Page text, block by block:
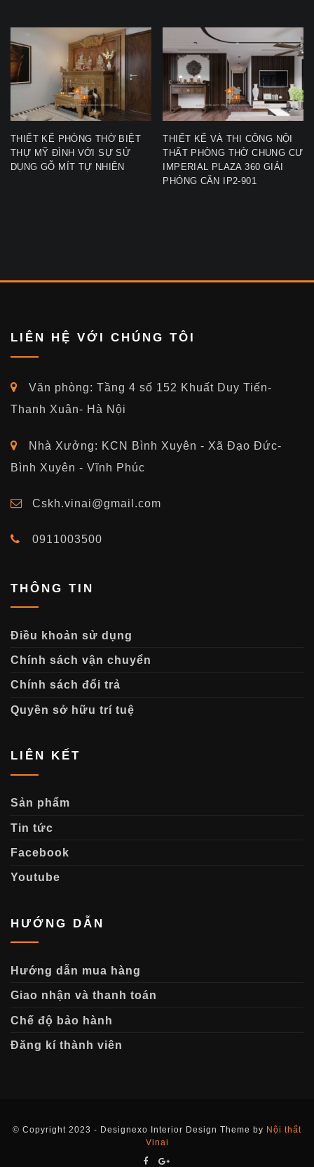
THIẾT KẾ PHÒNG THỜ BIỆT
THỰ MỸ ĐÌNH VỚI SỰ SỬ
DỤNG GỖ MÍT TỰ NHIÊN
THIẾT KẾ VÀ THI CÔNG NỘI
THẤT PHÒNG THỜ CHUNG CƯ
IMPERIAL PLAZA 360 GIẢI
PHÓNG CĂN IP2-901
LIÊN HỆ VỚI CHÚNG TÔI
Văn phòng: Tầng 4 số 152 Khuất Duy Tiến-
Thanh Xuân- Hà Nội
Nhà Xưởng: KCN Bình Xuyên - Xã Đạo Đức-
Bình Xuyên - Vĩnh Phúc
Cskh.vinai@gmail.com
0911003500
THÔNG TIN
Điều khoản sử dụng
Chính sách vận chuyển
Chính sách đổi trả
Quyền sở hữu trí tuệ
LIÊN KẾT
Sản phẩm
Tin tức
Facebook
Youtube
HƯỚNG DẪN
Hướng dẫn mua hàng
Giao nhận và thanh toán
Chế độ bảo hành
Đăng kí thành viên
© Copyright 2023 - Designexo Interior Design Theme by Nội thất
Vinai